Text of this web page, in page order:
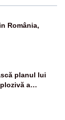
România,
planul lui
a
PLUS